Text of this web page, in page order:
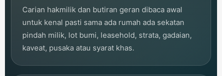
Carian hakmilik dan butiran geran dibaca awal
untuk kenal pasti sama ada rumah ada sekatan
pindah milik, lot bumi, leasehold, strata, gadaian,
kaveat, pusaka atau syarat khas.